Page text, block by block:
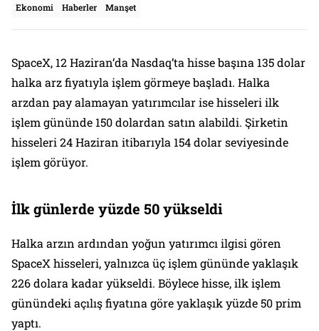
Ekonomi Haberler Manşet
SpaceX, 12 Haziran’da Nasdaq’ta hisse başına 135 dolar
halka arz fiyatıyla işlem görmeye başladı. Halka
arzdan pay alamayan yatırımcılar ise hisseleri ilk
işlem gününde 150 dolardan satın alabildi. Şirketin
hisseleri 24 Haziran itibarıyla 154 dolar seviyesinde
işlem görüyor.
İlk günlerde yüzde 50 yükseldi
Halka arzın ardından yoğun yatırımcı ilgisi gören
SpaceX hisseleri, yalnızca üç işlem gününde yaklaşık
226 dolara kadar yükseldi. Böylece hisse, ilk işlem
günündeki açılış fiyatına göre yaklaşık yüzde 50 prim
yaptı.